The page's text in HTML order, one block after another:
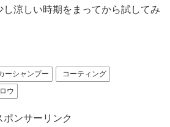
涼しい時期をまってから試してみ
ーシャンプー
コーティング
ウ
ポンサーリンク